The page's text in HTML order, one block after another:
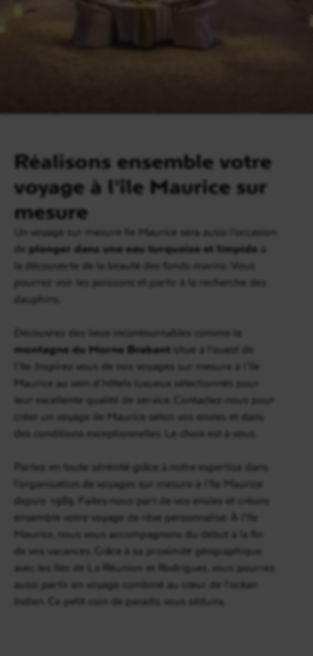
Réalisons ensemble votre
voyage à l'île Maurice sur
mesure
Un voyage sur mesure île Maurice sera aussi l’occasion
de plonger dans une eau turquoise et limpide à
la découverte de la beauté des fonds marins. Vous
pourrez voir les poissons et partir à la recherche des
dauphins.
Découvrez des lieux incontournables comme la
montagne du Morne Brabant situé à l’ouest de
l’île. Inspirez-vous de nos voyages sur mesure à l’île
Maurice au sein d’hôtels luxueux sélectionnés pour
leur excellente qualité de service. Contactez-nous pour
créer un voyage ile Maurice selon vos envies et dans
des conditions exceptionnelles. Le choix est à vous.
Partez en toute sérénité grâce à notre expertise dans
l’organisation de voyages sur mesure à l’île Maurice
depuis 1989. Faites-nous part de vos envies et créons
ensemble votre voyage de rêve personnalisé. À l’île
Maurice, nous vous accompagnons du début à la fin
de vos vacances. Grâce à sa proximité géographique
avec les îles de La Réunion et Rodrigues, vous pourrez
aussi partir en voyage combiné au cœur de l’océan
Indien. Ce petit coin de paradis vous séduira.